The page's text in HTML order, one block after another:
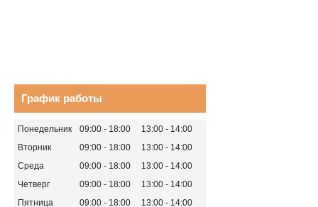
График работы
Понедельник 09:00 18:00 13:00
14:00
Вторник
09:00 18:00 13:00
14:00
Среда
09:00 18:00 13:00
14:00
Четверг
09:00 18:00 13:00
14:00
Пятница
09:00 18:00 13:00
14:00